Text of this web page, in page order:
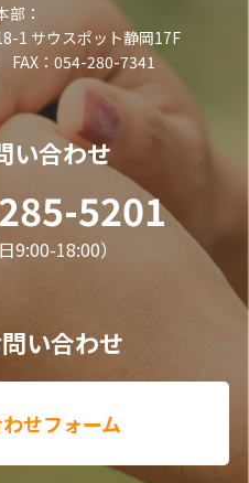
部：
1 サウスポット静岡17F
：054-280-7341
い合わせ
5201
9:00-18:00）
い合わせ
せフォーム